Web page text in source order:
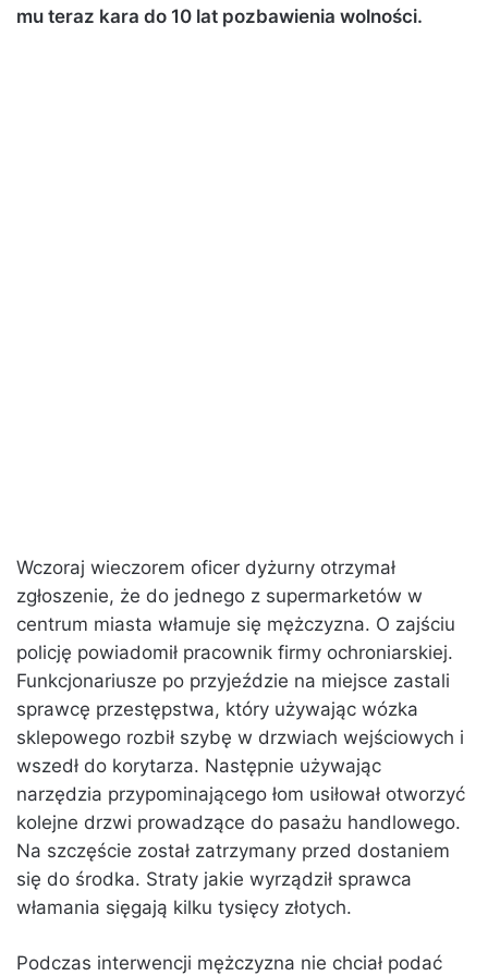
mu teraz kara do 10 lat pozbawienia wolności.
Wczoraj wieczorem oficer dyżurny otrzymał
zgłoszenie, że do jednego z supermarketów w
centrum miasta włamuje się mężczyzna. O zajściu
policję powiadomił pracownik firmy ochroniarskiej.
Funkcjonariusze po przyjeździe na miejsce zastali
sprawcę przestępstwa, który używając wózka
sklepowego rozbił szybę w drzwiach wejściowych i
wszedł do korytarza. Następnie używając
narzędzia przypominającego łom usiłował otworzyć
kolejne drzwi prowadzące do pasażu handlowego.
Na szczęście został zatrzymany przed dostaniem
się do środka. Straty jakie wyrządził sprawca
włamania sięgają kilku tysięcy złotych.
Podczas interwencji mężczyzna nie chciał podać